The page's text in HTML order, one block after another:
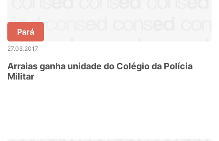
Pará
27.03.2017
Arraias ganha unidade do Colégio da Polícia
Militar